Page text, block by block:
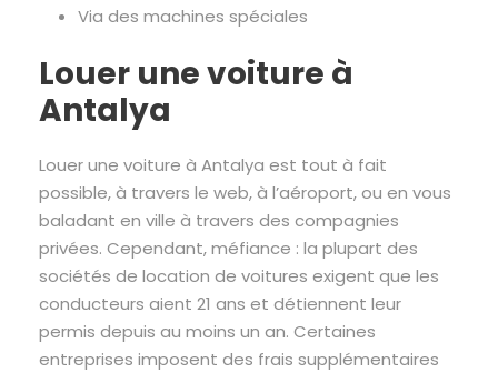
Via des machines spéciales
Louer une voiture à
Antalya
Louer une voiture à Antalya est tout à fait
possible, à travers le web, à l’aéroport, ou en vous
baladant en ville à travers des compagnies
privées. Cependant, méfiance : la plupart des
sociétés de location de voitures exigent que les
conducteurs aient 21 ans et détiennent leur
permis depuis au moins un an. Certaines
entreprises imposent des frais supplémentaires